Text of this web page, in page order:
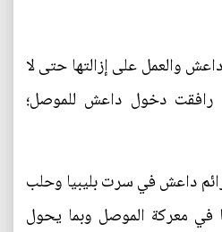
والعمل على إزالتها حتى لا
رافقت دخول داعش للموصل؛
داعش في سرت بليبيا وحلب
في معركة الموصل وبما يحول